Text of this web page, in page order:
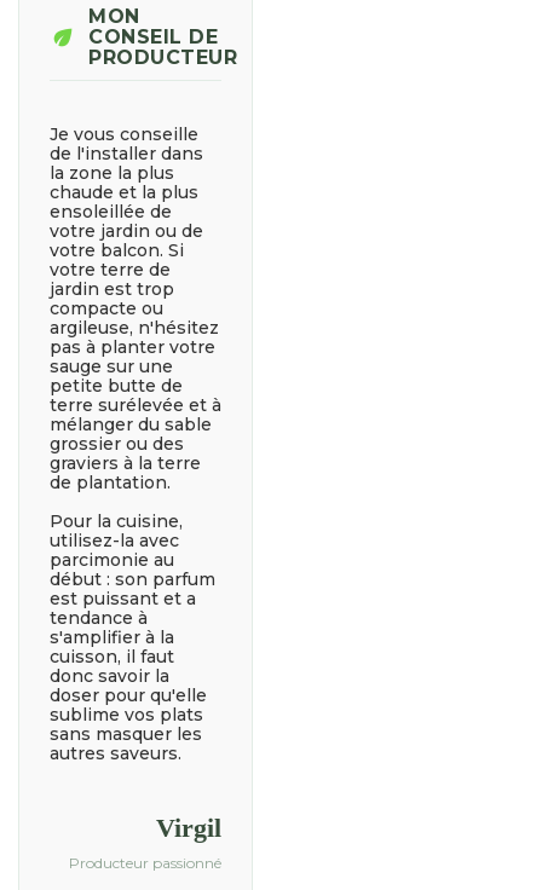
eco
MON
CONSEIL DE
PRODUCTEUR
Je vous conseille
de l'installer dans
la zone la plus
chaude et la plus
ensoleillée de
votre jardin ou de
votre balcon. Si
votre terre de
jardin est trop
compacte ou
argileuse, n'hésitez
pas à planter votre
sauge sur une
petite butte de
terre surélevée et à
mélanger du sable
grossier ou des
graviers à la terre
de plantation.
Pour la cuisine,
utilisez-la avec
parcimonie au
début : son parfum
est puissant et a
tendance à
s'amplifier à la
cuisson, il faut
donc savoir la
doser pour qu'elle
sublime vos plats
sans masquer les
autres saveurs.
Virgil
Producteur passionné